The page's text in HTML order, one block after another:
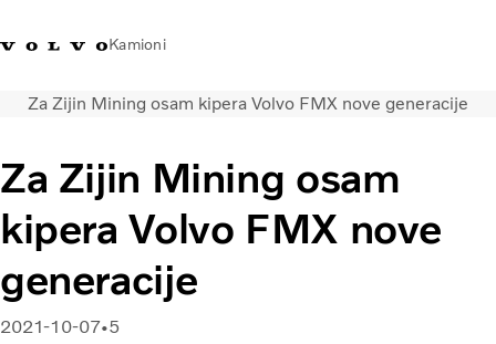
Kamioni
Volvo Trucks Srbija - kontaktiVolvo Trucks prodavnicaPrijavljivanjeSrbija
Transportna rešenja
Kamioni
Usluge
Kampanje
Dealer locator
Vesti
Za Zijin Mining osam kipera Volvo FMX nove generacije
Za Zijin Mining osam
kipera Volvo FMX nove
generacije
2021-10-07 5